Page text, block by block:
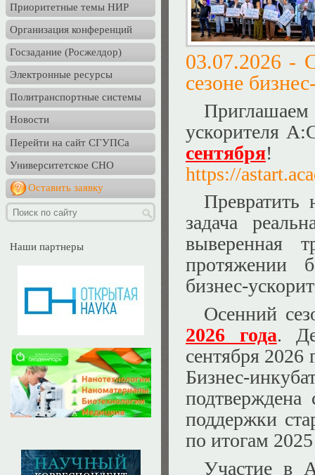
Приоритетные темы НИР
Организация конференций
Госзадание (Росжелдор)
Электронные ресурсы
Политранспортные системы
Новости
Перейти на сайт СГУПСа
Университетское СНО
Оставить заявку
Наши партнеры
03.07.2026 -
сезоне
ускорителя
сентября
https://
задача
выверенная
протяжении
бизнес-
Осенний
2026 года.
сентября
Бизнес-
подтверждена
поддержки
по итогам 2025
Участие в